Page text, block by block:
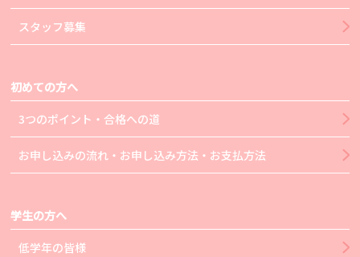
スタッフ募集
初めての方へ
3つのポイント・合格への道
お申し込みの流れ・お申し込み方法・お支払方法
学生の方へ
低学年の皆様